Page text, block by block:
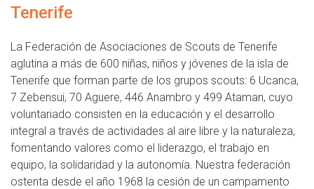
Tenerife
La Federación de Asociaciones de Scouts de Tenerife
aglutina a más de 600 niñas, niños y jóvenes de la isla de
Tenerife que forman parte de los grupos scouts: 6 Ucanca,
7 Zebensui, 70 Aguere, 446 Anambro y 499 Ataman, cuyo
voluntariado consisten en la educación y el desarrollo
integral a través de actividades al aire libre y la naturaleza,
fomentando valores como el liderazgo, el trabajo en
equipo, la solidaridad y la autonomía. Nuestra federación
ostenta desde el año 1968 la cesión de un campamento